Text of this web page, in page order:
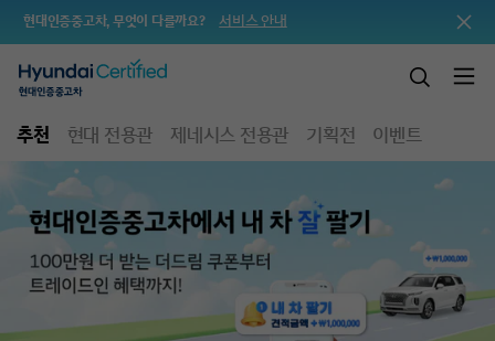
현대인증중고차, 무엇이 다를까요? 서비스 안내
추천 현대 전용관 제네시스 전용관 기획전 이벤트